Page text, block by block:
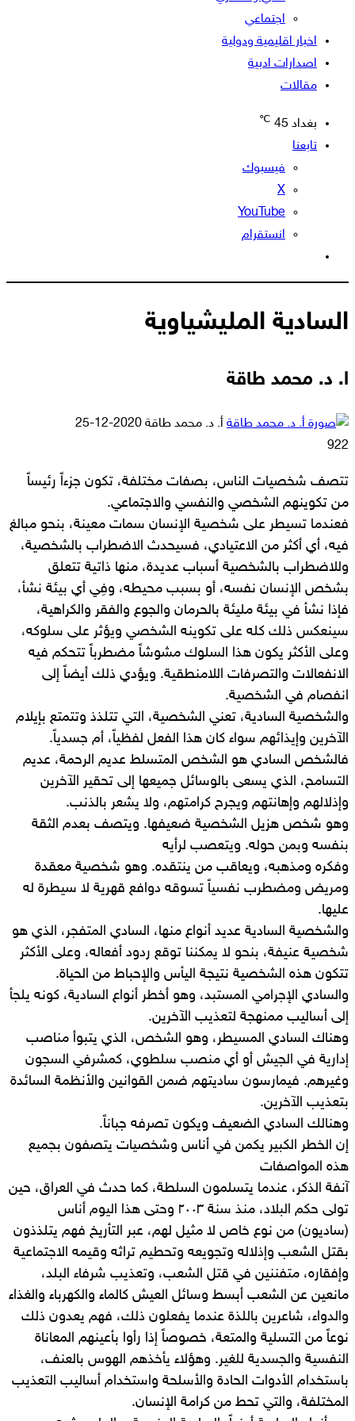
اجتماعي
اخبار اقليمية ودولية
اصدارات ادبية
مقالات
بغداد 45
℃
تابعنا
فيسبوك
‫X
‫YouTube
انستقرام
المظلم
السادية المليشياوية
ا. د. محمد طاقة
أ. د. محمد طاقة أرسل
2020-12-25
922
تتصف شخصيات الناس، بصفات مختلفة، تكون جزءاً رئيساً
من تكوينهم الشخصي والنفسي والاجتماعي.
فعندما تسيطر على شخصية الإنسان سمات معينة، بنحو مبالغ
فيه، أي أكثر من الاعتيادي، فسيحدث الاضطراب بالشخصية،
وللاضطراب بالشخصية أسباب عديدة، منها ذاتية تتعلق
بشخص الإنسان نفسه، أو بسبب محيطه، وفِي أي بيئة نشأ،
فإذا نشأ في بيئة مليئة بالحرمان والجوع والفقر والكراهية،
سينعكس ذلك كله على تكوينه الشخصي ويؤثر على سلوكه،
وعلى الأكثر يكون هذا السلوك مشوشاً مضطرباً تتحكم فيه
الانفعالات والتصرفات اللامنطقية. ويؤدي ذلك أيضاً إلى
انفصام في الشخصية.
والشخصية السادية، تعني الشخصية، التي تتلذذ وتتمتع بإيلام
الآخرين وإيذائهم سواء كان هذا الفعل لفظياً، أم جسدياً.
فالشخص السادي هو الشخص المتسلط عديم الرحمة، عديم
التسامح، الذي يسعى بالوسائل جميعها إلى تحقير الآخرين
وإذلالهم وإهانتهم ويجرح كرامتهم، ولا يشعر بالذنب.
وهو شخص هزيل الشخصية ضعيفها. ويتصف بعدم الثقة
بنفسه وبمن حوله. ويتعصب لرأيه
وفكره ومذهبه، ويعاقب من ينتقده. وهو شخصية معقدة
ومريض ومضطرب نفسياً تسوقه دوافع قهرية لا سيطرة له
عليها.
والشخصية السادية عديد أنواع منها، السادي المتفجر، الذي هو
شخصية عنيفة، بنحو لا يمكننا توقع ردود أفعاله، وعلى الأكثر
تتكون هذه الشخصية نتيجة اليأس والإحباط من الحياة.
والسادي الإجرامي المستبد، وهو أخطر أنواع السادية، كونه يلجأ
إلى أساليب ممنهجة لتعذيب الآخرين.
وهناك السادي المسيطر، وهو الشخص، الذي يتبوأ مناصب
إدارية في الجيش أو أي منصب سلطوي، كمشرفي السجون
وغيرهم. فيمارسون ساديتهم ضمن القوانين والأنظمة السائدة
بتعذيب الآخرين.
وهنالك السادي الضعيف ويكون تصرفه جباناً.
إن الخطر الكبير يكمن في أناس وشخصيات يتصفون بجميع
هذه المواصفات
آنفة الذكر، عندما يتسلمون السلطة، كما حدث في العراق، حين
تولى حكم البلاد، منذ سنة ٢٠٠٣ وحتى هذا اليوم أناس
(ساديون) من نوع خاص لا مثيل لهم، عبر التأريخ فهم يتلذذون
بقتل الشعب وإذلاله وتجويعه وتحطيم تراثه وقيمه الاجتماعية
وإفقاره، متفننين في قتل الشعب، وتعذيب شرفاء البلد،
مانعين عن الشعب أبسط وسائل العيش كالماء والكهرباء والغذاء
والدواء، شاعرين باللذة عندما يفعلون ذلك، فهم يعدون ذلك
نوعاً من التسلية والمتعة، خصوصاً إذا رأوا بأعينهم المعاناة
النفسية والجسدية للغير. وهؤلاء يأخذهم الهوس بالعنف،
باستخدام الأدوات الحادة والأسلحة واستخدام أساليب التعذيب
المختلفة، والتي تحط من كرامة الإنسان.